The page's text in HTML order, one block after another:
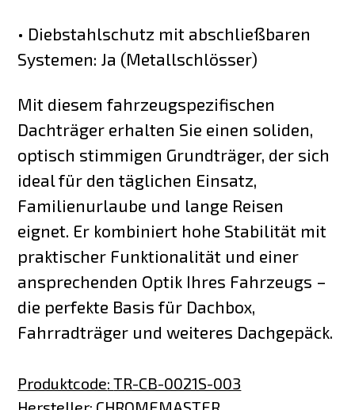
• Diebstahlschutz mit abschließbaren
Systemen: Ja (Metallschlösser)
Mit diesem fahrzeugspezifischen
Dachträger erhalten Sie einen soliden,
optisch stimmigen Grundträger, der sich
ideal für den täglichen Einsatz,
Familienurlaube und lange Reisen
eignet. Er kombiniert hohe Stabilität mit
praktischer Funktionalität und einer
ansprechenden Optik Ihres Fahrzeugs –
die perfekte Basis für Dachbox,
Fahrradträger und weiteres Dachgepäck.
Produktcode:TR-CB-0021S-003